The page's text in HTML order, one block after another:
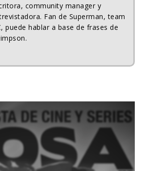
community manager y
Fan de Superman, team
puede hablar a base de frases de